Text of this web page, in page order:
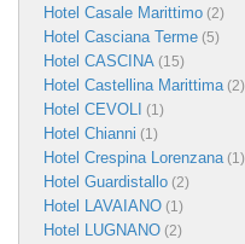
Hotel Casale Marittimo (2)
Hotel Casciana Terme (5)
Hotel CASCINA (15)
Hotel Castellina Marittima(2)
Hotel CEVOLI (1)
Hotel Chianni (1)
Hotel Crespina Lorenzana(1)
Hotel Guardistallo (2)
Hotel LAVAIANO (1)
Hotel LUGNANO (2)